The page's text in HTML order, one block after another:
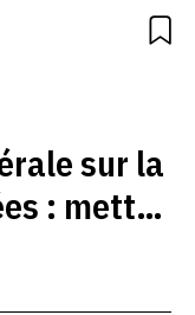
sur la
: mettre
et